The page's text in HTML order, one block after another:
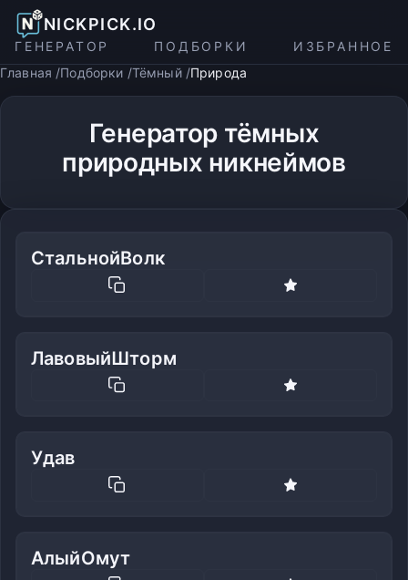
NICKPICK.IO
ГЕНЕРАТОР ПОДБОРКИ
ИЗБРАННОЕ
Главная
Подборки Тёмный Природа
Генератор тёмных
природных никнеймов
СтальнойВолк
ЛавовыйШторм
Удав
АлыйОмут